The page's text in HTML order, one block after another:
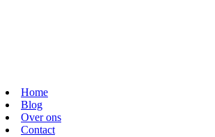
Home
Blog
Over ons
Contact